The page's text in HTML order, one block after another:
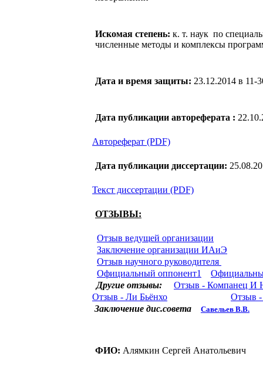
Искомая степень: к. т. наук по
численные методы и комплексы
Дата и время защиты: 23.12.2014 в 11-
Дата публикации автореферата :
Автореферат (PDF)
Дата публикации диссертации:
Текст диссертации (PDF)
ОТЗЫВЫ:
Отзыв ведущей организации
Заключение организации ИАиЭ
Отзыв научного руководителя
Официальный оппонент1
Другие отзывы:
Отзыв -
Отзыв - Ли Бьёнхо
Отзыв
Заключение дис.совета
Савельев В.В.
ФИО: Алямкин Сергей Анатольевич